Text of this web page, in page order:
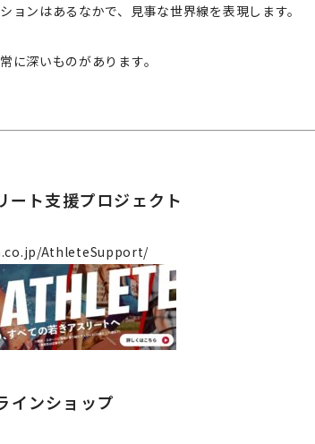
ョンはあるなかで、見事な世界線を表現します。
に深いものがあります。
ト支援プロジェクト
AthleteSupport/
インショップ